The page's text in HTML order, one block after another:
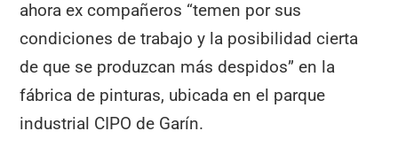
ahora ex compañeros “temen por sus
condiciones de trabajo y la posibilidad cierta
de que se produzcan más despidos” en la
fábrica de pinturas, ubicada en el parque
industrial CIPO de Garín.